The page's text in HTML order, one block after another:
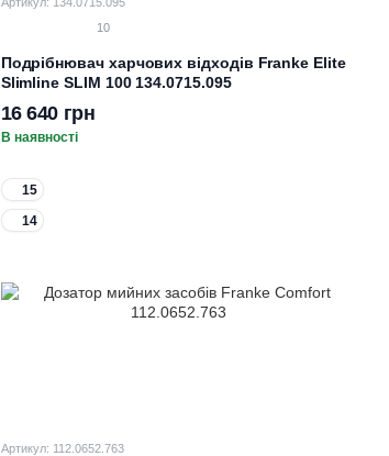
10
Подрібнювач харчових відходів Franke Elite
Slimline SLIM 100 134.0715.095
16 640 грн
В наявності
15
14
Артикул: 112.0652.763